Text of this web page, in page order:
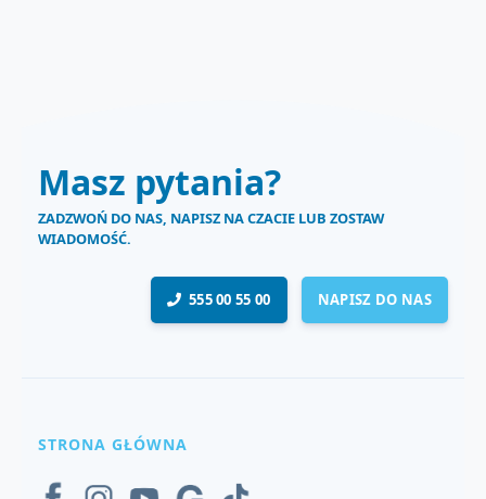
Masz pytania?
ZADZWOŃ DO NAS, NAPISZ NA CZACIE LUB ZOSTAW
WIADOMOŚĆ.
555 00 55 00 NAPISZ DO NAS
STRONA GŁÓWNA